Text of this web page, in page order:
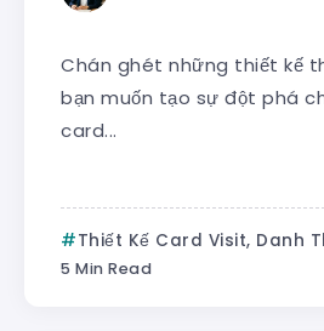
Chán ghét những thiết kế
bạn muốn tạo sự đột phá
card...
Thiết Kế Card Visit, Danh
5 Min Read